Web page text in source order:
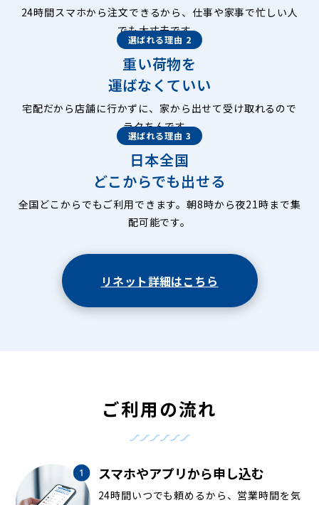
24時間スマホから注文できるから、仕事や家事で忙しい人
でも大丈夫です。
選ばれる理由 2
重い荷物を
運ばなくていい
宅配だから店舗に行かずに、家から出せて受け取れるので
ラクちんです。
選ばれる理由 3
日本全国
どこからでも出せる
全国どこからでもご利用できます。朝8時から夜21時まで集
配可能です。
リネット詳細はこちら
ご利用の流れ
スマホやアプリから申し込む
24時間いつでも頼めるから、営業時間を気